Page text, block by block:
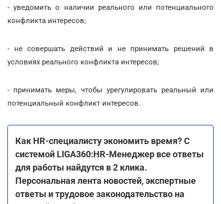
- уведомить о наличии реального или потенциального
конфликта интересов;
- не совершать действий и не принимать решений в
условиях реального конфликта интересов;
- принимать меры, чтобы урегулировать реальный или
потенциальный конфликт интересов.
Как HR-специалисту экономить время? С
системой LIGA360:HR-Менеджер все ответы
для работы найдутся в 2 клика.
Персональная лента новостей, экспертные
ответы и трудовое законодательство на